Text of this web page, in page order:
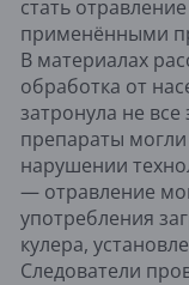
стать
применёнными
В материалах
обработка от
затронула не
препараты
нарушении
— отравление
употребления
кулера,
Следователи